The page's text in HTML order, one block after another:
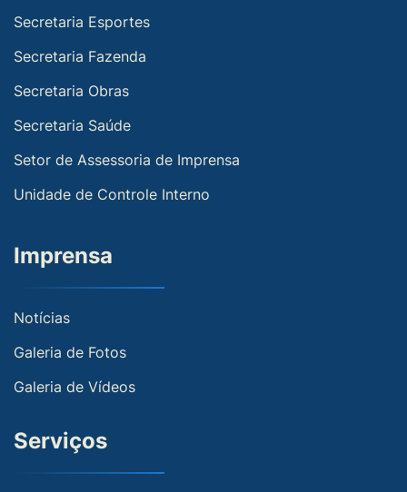
Secretaria Esportes
Secretaria Fazenda
Secretaria Obras
Secretaria Saúde
Setor de Assessoria de Imprensa
Unidade de Controle Interno
Imprensa
Notícias
Galeria de Fotos
Galeria de Vídeos
Serviços